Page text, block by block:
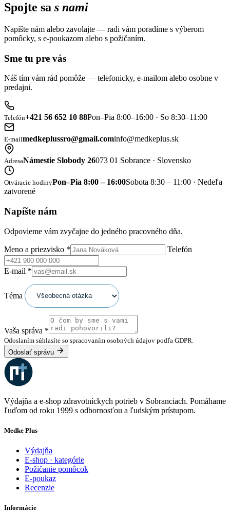
Spojte sa s nami
Napíšte nám alebo zavolajte — radi vám poradíme s výberom
pomôcky, s e-poukazom alebo s požičaním.
Sme tu pre vás
Náš tím vám rád pomôže — telefonicky, e-mailom alebo osobne v
predajni.
Telefón+421 56 652 10 88Pon–Pia 8:00–16:00 · So 8:30–11:00
E-mailmedkeplussro@gmail.cominfo@medkeplus.sk
AdresaNámestie Slobody 26073 01 Sobrance · Slovensko
Otváracie hodinyPon–Pia 8:00 – 16:00Sobota 8:30 – 11:00 · Nedeľa
zatvorené
Napíšte nám
Odpovieme vám zvyčajne do jedného pracovného dňa.
Meno a priezvisko * Telefón
E-mail *
Téma
Vaša správa *
Odoslaním súhlasíte so spracovaním osobných údajov podľa GDPR.
Odoslať správu
Výdajňa a e-shop zdravotníckych potrieb v Sobranciach. Pomáhame
ľuďom od roku 1999 s odbornosťou a ľudským prístupom.
Medke Plus
Výdajňa
E-shop · kategórie
Požičanie pomôcok
E-poukaz
Recenzie
Informácie